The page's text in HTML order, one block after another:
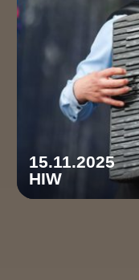
15.11.2025
HIW